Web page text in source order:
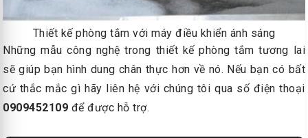
Thiết kế phòng tắm với máy điều khiển ánh sáng
Những mẫu công nghệ trong thiết kế phòng tắm tương lai
sẽ giúp bạn hình dung chân thực hơn về nó. Nếu bạn có bất
cứ thắc mắc gì hãy liên hệ với chúng tôi qua số điện thoại
0909452109 để được hỗ trợ.